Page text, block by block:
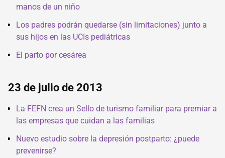
manos de un niño
Los padres podrán quedarse (sin limitaciones) junto a
sus hijos en las UCIs pediátricas
El parto por cesárea
23 de julio de 2013
La FEFN crea un Sello de turismo familiar para premiar a
las empresas que cuidan a las familias
Nuevo estudio sobre la depresión postparto: ¿puede
prevenirse?